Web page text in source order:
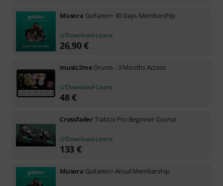
Musora Guitareo+ 30 Days Membership
Download-Lizenz
26,90€
music2me Drums - 3 Months Access
Download-Lizenz
48€
CrossfaderTraktor Pro Beginner Course
Download-Lizenz
133 €
Musora Guitareo+ Anual Membership